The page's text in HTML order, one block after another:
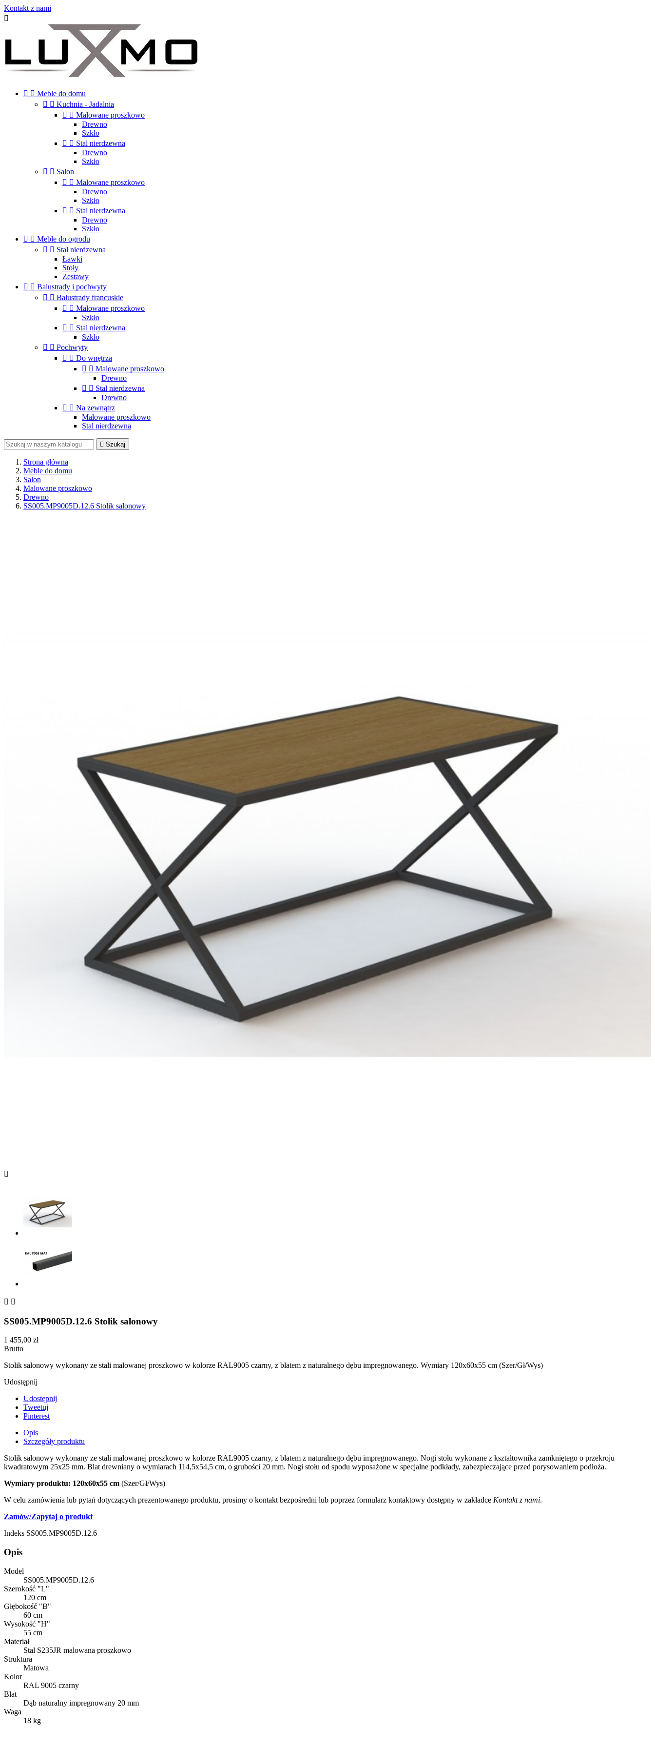
Kontakt z nami

  Meble do domu
  Kuchnia - Jadalnia
  Malowane proszkowo
Drewno
Szkło
  Stal nierdzewna
Drewno
Szkło
  Salon
  Malowane proszkowo
Drewno
Szkło
  Stal nierdzewna
Drewno
Szkło
  Meble do ogrodu
  Stal nierdzewna
Ławki
Stoły
Zestawy
  Balustrady i pochwyty
  Balustrady francuskie
  Malowane proszkowo
Szkło
  Stal nierdzewna
Szkło
  Pochwyty
  Do wnętrza
  Malowane proszkowo
Drewno
  Stal nierdzewna
Drewno
  Na zewnątrz
Malowane proszkowo
Stal nierdzewna
 Szukaj
Strona główna
Meble do domu
Salon
Malowane proszkowo
Drewno
SS005.MP9005D.12.6 Stolik salonowy

 
SS005.MP9005D.12.6 Stolik salonowy
1 455,00 zł
Brutto
Stolik salonowy wykonany ze stali malowanej proszkowo w kolorze RAL9005 czarny, z blatem z naturalnego dębu impregnowanego. Wymiary 120x60x55 cm (Szer/Gł/Wys)
Udostępnij
Udostępnij
Tweetuj
Pinterest
Opis
Szczegóły produktu
Stolik salonowy wykonany ze stali malowanej proszkowo w kolorze RAL9005 czarny, z blatem z naturalnego dębu impregnowanego. Nogi stołu wykonane z kształtownika zamkniętego o przekroju
kwadratowym 25x25 mm. Blat drewniany o wymiarach 114,5x54,5 cm, o grubości 20 mm. Nogi stołu od spodu wyposażone w specjalne podkłady, zabezpieczające przed porysowaniem podłoża.
Wymiary produktu: 120x60x55 cm (Szer/Gł/Wys)
W celu zamówienia lub pytań dotyczących prezentowanego produktu, prosimy o kontakt bezpośredni lub poprzez formularz kontaktowy dostępny w zakładce Kontakt z nami.
Zamów/Zapytaj o produkt
Indeks SS005.MP9005D.12.6
Opis
Model
SS005.MP9005D.12.6
Szerokość "L"
120 cm
Głębokość "B"
60 cm
Wysokość "H"
55 cm
Materiał
Stal S235JR malowana proszkowo
Struktura
Matowa
Kolor
RAL 9005 czarny
Blat
Dąb naturalny impregnowany 20 mm
Waga
18 kg